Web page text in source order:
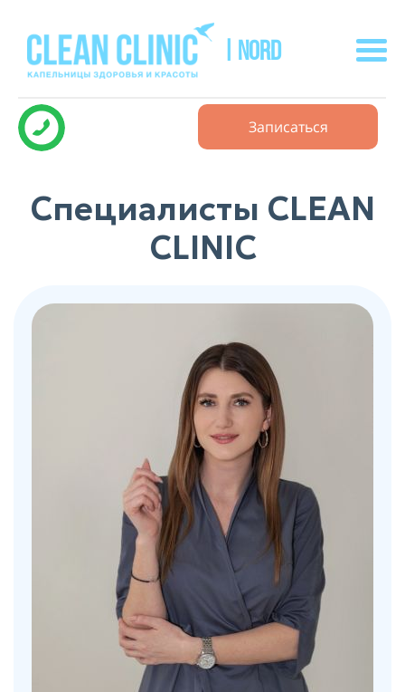
| NORD
Записаться
Специалисты CLEAN
CLINIC